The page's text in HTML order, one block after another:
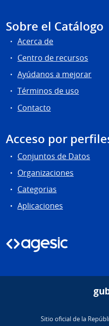
Sobre el Catálogo
Acerca de
Centro de recursos
Ayúdanos a mejorar
Términos de uso
Contacto
Acceso por
Conjuntos de Datos
Organizaciones
Categorias
Aplicaciones
Sitio oficial de la